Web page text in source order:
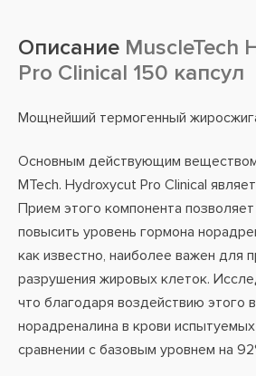
Описание MuscleTech
Pro Clinical 150 капсул
Мощнейший термогенный
Основным действующим
MTech. Hydroxycut Pro Clinical
Прием этого компонента
повысить уровень гормона
как известно, наиболее важен для
разрушения жировых клеток.
что благодаря воздействию этого
норадреналина в крови
сравнении с базовым уровнем на